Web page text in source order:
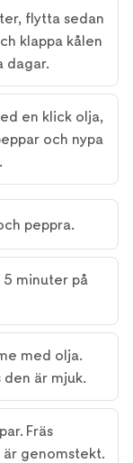
flytta sedan
klappa kålen
dagar.
en klick olja,
och nypa
peppra.
minuter på
med olja.
är mjuk.
Fräs
genomstekt.